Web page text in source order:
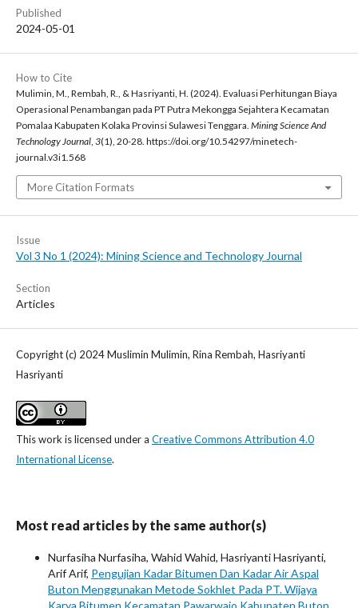
Published
2024-05-01
How to Cite
Mulimin, M., Rembah, R., & Hasriyanti, H. (2024). Evaluasi Perhitungan Biaya
Operasional Penambangan pada PT Putra Mekongga Sejahtera Kecamatan
Pomalaa Kabupaten Kolaka Provinsi Sulawesi Tenggara. Mining Science And
Technology Journal 3(1), 20-28. https://doi.org/10.54297/minetech-
journal.v3i1.568
More Citation Formats
Issue
Vol 3 No 1 (2024): Mining Science and Technology Journal
Section
Articles
Copyright (c) 2024 Muslimin Mulimin, Rina Rembah, Hasriyanti
Hasriyanti
This work is licensed under a Creative Commons Attribution 4.0
International License.
Most read articles by the same author(s)
Nurfasiha Nurfasiha, Wahid Wahid, Hasriyanti Hasriyanti,
Arif Arif, Pengujian Kadar Bitumen Dan Kadar Air Aspal
Buton Menggunakan Metode Sokhlet Pada PT. Wijaya
Karya Bitumen Kecamatan Pawarwajo Kabupaten Buton